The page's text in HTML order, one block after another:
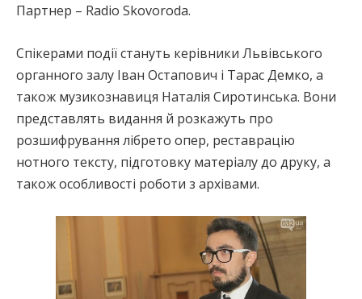
Партнер – Radio Skovoroda.
Спікерами події стануть керівники Львівського
органного залу Іван Остапович і Тарас Демко, а
також музикознавиця Наталія Сиротинська. Вони
представлять видання й розкажуть про
розшифрування лібрето опер, реставрацію
нотного тексту, підготовку матеріалу до друку, а
також особливості роботи з архівами.